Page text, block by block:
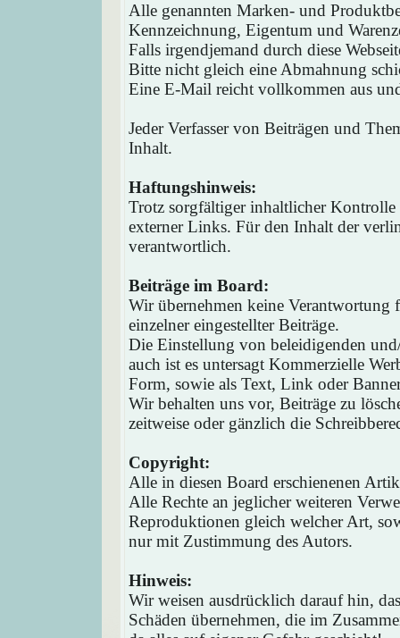
Alle genannten Marken- und
Kennzeichnung, Eigentum und
Falls irgendjemand durch diese
Bitte nicht gleich eine Abmahnung
Eine E-Mail reicht vollkommen aus
Jeder Verfasser von Beiträgen und
Inhalt.
Haftungshinweis:
Trotz sorgfältiger inhaltlicher
externer Links. Für den Inhalt der
verantwortlich.
Beiträge im Board:
Wir übernehmen keine
einzelner eingestellter Beiträge.
Die Einstellung von beleidigenden
auch ist es untersagt Kommerzielle
Form, sowie als Text, Link oder
Wir behalten uns vor, Beiträge zu
zeitweise oder gänzlich die
Copyright:
Alle in diesen Board erschienenen
Alle Rechte an jeglicher weiteren
Reproduktionen gleich welcher Art,
nur mit Zustimmung des Autors.
Hinweis:
Wir weisen ausdrücklich darauf hin,
Schäden übernehmen, die im